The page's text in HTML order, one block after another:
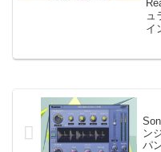
ュ
イ
ン
パ